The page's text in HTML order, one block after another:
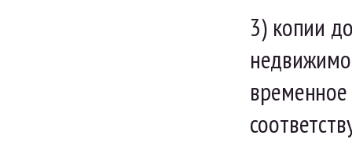
3) копии